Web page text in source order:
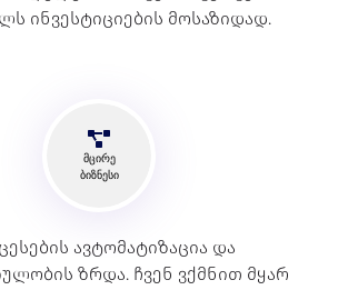
ინვესტიციების მოსაზიდად.
მცირე
ბიზნესი
ავტომატიზაცია და
ზრდა. ჩვენ ვქმნით მყარ